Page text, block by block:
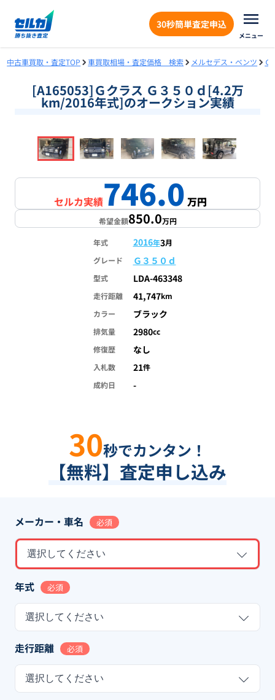
30秒簡単査定申込
メニュー
中古車買取・査定TOP 車買取相場・査定価格 検索 メルセデス・ベンツ Ｇ
[A165053]Ｇクラス Ｇ３５０ｄ[4.2万
km/2016年式]のオークション実績
1/18
セルカ実績746.0万円
希望金額850.0万円
年式 2016年3月
グレード
Ｇ３５０ｄ
型式 LDA-463348
走行距離 41,747km
カラー
ブラック
排気量 2980cc
修復歴
なし
入札数 21件
成約日
-
30秒でカンタン！
【無料】査定申し込み
メーカー・車名 必須
選択してください
年式 必須
選択してください
走行距離 必須
選択してください